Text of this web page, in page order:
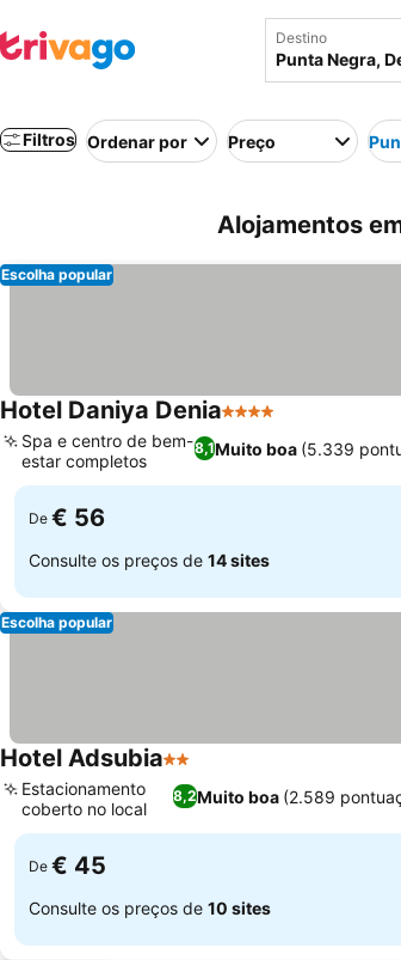
Destino
Filtros Ordenar por Preço
Alojamentos
Escolha popular
Hotel Daniya Denia4 Estrelas
8,1Muito boa (5.339
Spa e centro de bem-
estar completos
De € 56
Consulte os preços de 14 sites
Escolha popular
Hotel Adsubia2 Estrelas
8,2Muito boa (2.589
Estacionamento
coberto no local
De € 45
Consulte os preços de 10 sites